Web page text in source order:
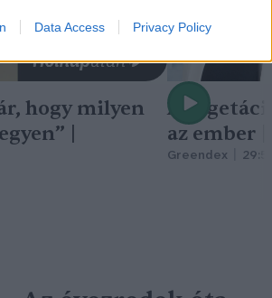
Data Access Privacy Policy
hogy milyen
|
A
az ember
Greendex